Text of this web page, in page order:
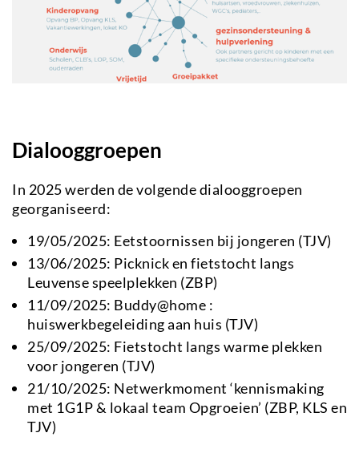
Dialooggroepen
In 2025 werden de volgende dialooggroepen
georganiseerd:
19/05/2025: Eetstoornissen bij jongeren (TJV)
13/06/2025: Picknick en fietstocht langs
Leuvense speelplekken (ZBP)
11/09/2025: Buddy@home :
huiswerkbegeleiding aan huis (TJV)
25/09/2025: Fietstocht langs warme plekken
voor jongeren (TJV)
21/10/2025: Netwerkmoment ‘kennismaking
met 1G1P & lokaal team Opgroeien’ (ZBP, KLS en
TJV)